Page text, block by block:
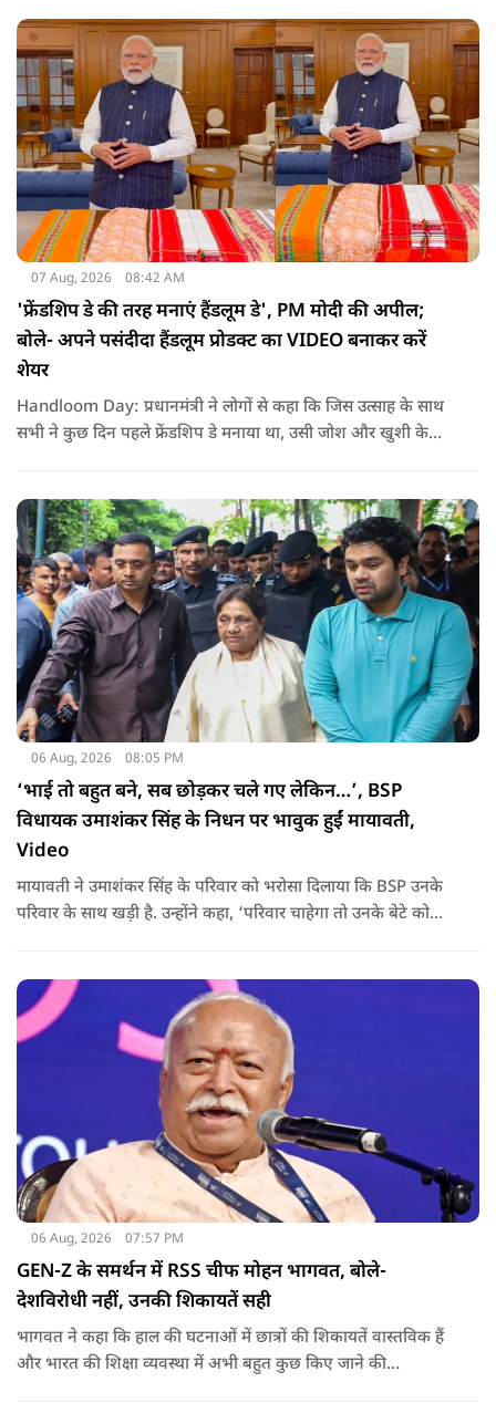
की समस्या को काफी हद तक कम किया जा सकता है.
07 Aug, 2026 08:42 AM
'फ्रेंडशिप डे की तरह मनाएं हैंडलूम डे', PM मोदी की अपील;
बोले- अपने पसंदीदा हैंडलूम प्रोडक्ट का VIDEO बनाकर करें
शेयर
Handloom Day: प्रधानमंत्री ने लोगों से कहा कि जिस उत्साह के साथ
सभी ने कुछ दिन पहले फ्रेंडशिप डे मनाया था, उसी जोश और खुशी के
06 Aug, 2026 08:05 PM
‘भाई तो बहुत बने, सब छोड़कर चले गए लेकिन…’, BSP
विधायक उमाशंकर सिंह के निधन पर भावुक हुईं मायावती,
Video
मायावती ने उमाशंकर सिंह के परिवार को भरोसा दिलाया कि BSP उनके
परिवार के साथ खड़ी है. उन्होंने कहा, ‘परिवार चाहेगा तो उनके बेटे को
06 Aug, 2026 07:57 PM
GEN-Z के समर्थन में RSS चीफ मोहन भागवत, बोले-
देशविरोधी नहीं, उनकी शिकायतें सही
भागवत ने कहा कि हाल की घटनाओं में छात्रों की शिकायतें वास्तविक हैं
और भारत की शिक्षा व्यवस्था में अभी बहुत कुछ किए जाने की